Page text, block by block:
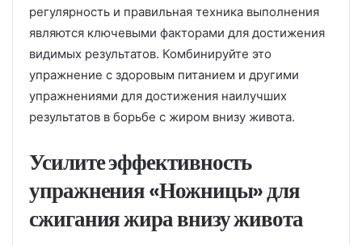
регулярность и правильная техника выполнения
являются ключевыми факторами для достижения
видимых результатов. Комбинируйте это
упражнение с здоровым питанием и другими
упражнениями для достижения наилучших
результатов в борьбе с жиром внизу живота.
Усилите эффективность
упражнения «Ножницы» для
сжигания жира внизу живота